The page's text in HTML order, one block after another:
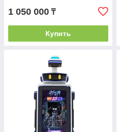
1 050 000 ₸
Купить